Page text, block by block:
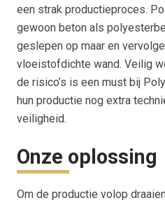
een strak productieproces.
gewoon beton als
geslepen op maar en
vloeistofdichte wand. Veilig
de risico’s is een must bij
hun productie nog extra
veiligheid.
Onze oplossing
Om de productie volop